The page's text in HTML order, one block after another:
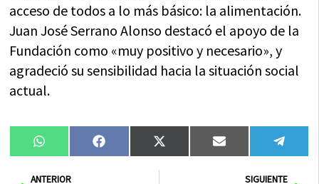
acceso de todos a lo más básico: la alimentación.
Juan José Serrano Alonso destacó el apoyo de la
Fundación como «muy positivo y necesario», y
agradeció su sensibilidad hacia la situación social
actual.
Compartir
en
WhatsAppCompartir
en
FacebookCompartir
en
X
(Twitter)
Compartir
en
Email
en
ANTERIOR SIGUIENTE